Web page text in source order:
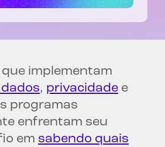
implementam
, privacidade e
programas
enfrentam seu
em sabendo quais